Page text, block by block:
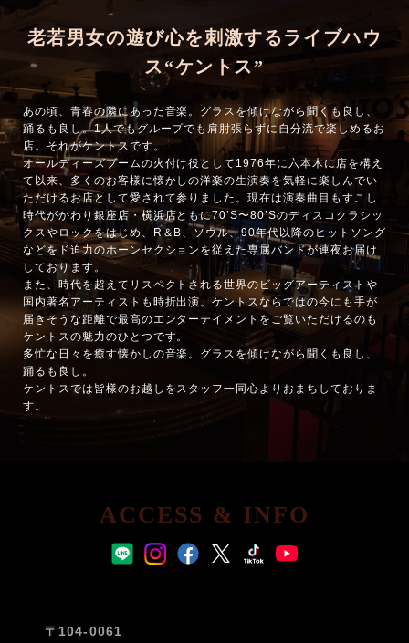
老若男女の遊び心を刺激するライブハウ
ス“ケントス”
あの頃、青春の隣にあった音楽。グラスを傾けながら聞くも良し、
踊るも良し。1人でもグループでも肩肘張らずに自分流で楽しめるお
店。それがケントスです。
オールディーズブームの火付け役として1976年に六本木に店を構え
て以来、多くのお客様に懐かしの洋楽の生演奏を気軽に楽しんでい
ただけるお店として愛されて参りました。現在は演奏曲目もすこし
時代がかわり銀座店・横浜店ともに70’S〜80’Sのディスコクラシッ
クスやロックをはじめ、R＆B、ソウル、90年代以降のヒットソング
などをド迫力のホーンセクションを従えた専属バンドが連夜お届け
しております。
また、時代を超えてリスペクトされる世界のビッグアーティストや
国内著名アーティストも時折出演。ケントスならではの今にも手が
届きそうな距離で最高のエンターテイメントをご覧いただけるのも
ケントスの魅力のひとつです。
多忙な日々を癒す懐かしの音楽。グラスを傾けながら聞くも良し、
踊るも良し。
ケントスでは皆様のお越しをスタッフ一同心よりおまちしておりま
す。
ACCESS & INFO
〒104-0061